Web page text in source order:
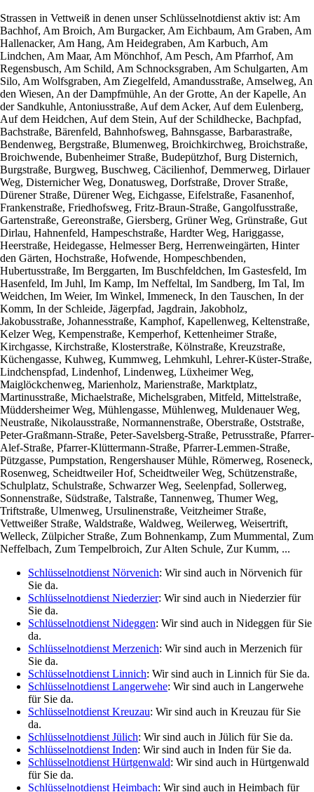
Strassen in Vettweiß in denen unser Schlüsselnotdienst aktiv ist: Am
Bachhof, Am Broich, Am Burgacker, Am Eichbaum, Am Graben, Am
Hallenacker, Am Hang, Am Heidegraben, Am Karbuch, Am
Lindchen, Am Maar, Am Mönchhof, Am Pesch, Am Pfarrhof, Am
Regensbusch, Am Schild, Am Schnocksgraben, Am Schulgarten, Am
Silo, Am Wolfsgraben, Am Ziegelfeld, Amandusstraße, Amselweg, An
den Wiesen, An der Dampfmühle, An der Grotte, An der Kapelle, An
der Sandkuhle, Antoniusstraße, Auf dem Acker, Auf dem Eulenberg,
Auf dem Heidchen, Auf dem Stein, Auf der Schildhecke, Bachpfad,
Bachstraße, Bärenfeld, Bahnhofsweg, Bahnsgasse, Barbarastraße,
Bendenweg, Bergstraße, Blumenweg, Broichkirchweg, Broichstraße,
Broichwende, Bubenheimer Straße, Budepützhof, Burg Disternich,
Burgstraße, Burgweg, Buschweg, Cäcilienhof, Demmerweg, Dirlauer
Weg, Disternicher Weg, Donatusweg, Dorfstraße, Drover Straße,
Dürener Straße, Dürener Weg, Eichgasse, Eifelstraße, Fasanenhof,
Frankenstraße, Friedhofsweg, Fritz-Braun-Straße, Gangolfusstraße,
Gartenstraße, Gereonstraße, Giersberg, Grüner Weg, Grünstraße, Gut
Dirlau, Hahnenfeld, Hampeschstraße, Hardter Weg, Hariggasse,
Heerstraße, Heidegasse, Helmesser Berg, Herrenweingärten, Hinter
den Gärten, Hochstraße, Hofwende, Hompeschbenden,
Hubertusstraße, Im Berggarten, Im Buschfeldchen, Im Gastesfeld, Im
Hasenfeld, Im Juhl, Im Kamp, Im Neffeltal, Im Sandberg, Im Tal, Im
Weidchen, Im Weier, Im Winkel, Immeneck, In den Tauschen, In der
Komm, In der Schleide, Jägerpfad, Jagdrain, Jakobholz,
Jakobusstraße, Johannesstraße, Kamphof, Kapellenweg, Keltenstraße,
Kelzer Weg, Kempenstraße, Kemperhof, Kettenheimer Straße,
Kirchgasse, Kirchstraße, Klosterstraße, Kölnstraße, Kreuzstraße,
Küchengasse, Kuhweg, Kummweg, Lehmkuhl, Lehrer-Küster-Straße,
Lindchenspfad, Lindenhof, Lindenweg, Lüxheimer Weg,
Maiglöckchenweg, Marienholz, Marienstraße, Marktplatz,
Martinusstraße, Michaelstraße, Michelsgraben, Mitfeld, Mittelstraße,
Müddersheimer Weg, Mühlengasse, Mühlenweg, Muldenauer Weg,
Neustraße, Nikolausstraße, Normannenstraße, Oberstraße, Oststraße,
Peter-Graßmann-Straße, Peter-Savelsberg-Straße, Petrusstraße, Pfarrer-
Alef-Straße, Pfarrer-Klüttermann-Straße, Pfarrer-Lemmen-Straße,
Pützgasse, Pumpstation, Rengershauser Mühle, Römerweg, Roseneck,
Rosenweg, Scheidtweiler Hof, Scheidtweiler Weg, Schützenstraße,
Schulplatz, Schulstraße, Schwarzer Weg, Seelenpfad, Sollerweg,
Sonnenstraße, Südstraße, Talstraße, Tannenweg, Thumer Weg,
Triftstraße, Ulmenweg, Ursulinenstraße, Veitzheimer Straße,
Vettweißer Straße, Waldstraße, Waldweg, Weilerweg, Weisertrift,
Welleck, Zülpicher Straße, Zum Bohnenkamp, Zum Mummental, Zum
Neffelbach, Zum Tempelbroich, Zur Alten Schule, Zur Kumm, ...
Schlüsselnotdienst Nörvenich: Wir sind auch in Nörvenich für
Sie da.
Schlüsselnotdienst Niederzier: Wir sind auch in Niederzier für
Sie da.
Schlüsselnotdienst Nideggen: Wir sind auch in Nideggen für Sie
da.
Schlüsselnotdienst Merzenich: Wir sind auch in Merzenich für
Sie da.
Schlüsselnotdienst Linnich: Wir sind auch in Linnich für Sie da.
Schlüsselnotdienst Langerwehe: Wir sind auch in Langerwehe
für Sie da.
Schlüsselnotdienst Kreuzau: Wir sind auch in Kreuzau für Sie
da.
Schlüsselnotdienst Jülich: Wir sind auch in Jülich für Sie da.
Schlüsselnotdienst Inden: Wir sind auch in Inden für Sie da.
Schlüsselnotdienst Hürtgenwald: Wir sind auch in Hürtgenwald
für Sie da.
Schlüsselnotdienst Heimbach: Wir sind auch in Heimbach für